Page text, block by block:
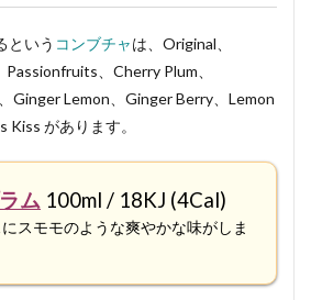
という コンブチャは、Original、
、Cherry Plum、
Ginger Lemon、Ginger Berry、Lemon
Kiss があります。
ム 100ml / 18KJ (4Cal)
スモモのような爽やかな味がしま